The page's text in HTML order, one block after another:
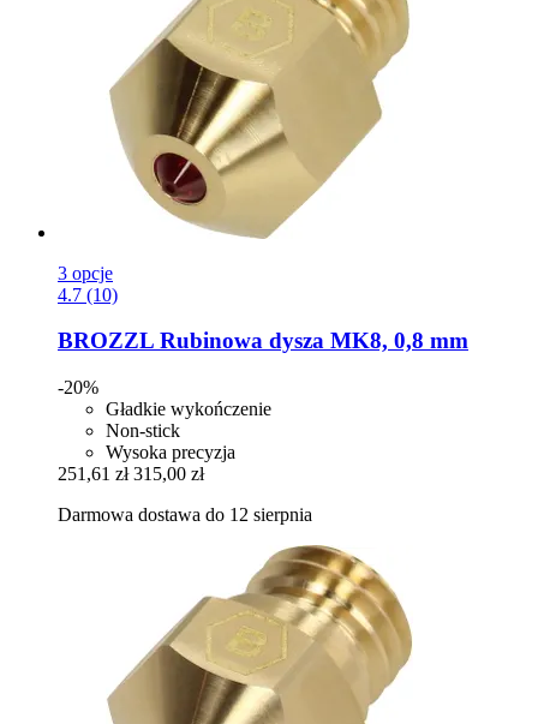
3 opcje
4.7 (10)
BROZZL Rubinowa dysza MK8, 0,8 mm
-20%
Gładkie wykończenie
Non-stick
Wysoka precyzja
251,61 zł 315,00 zł
Darmowa dostawa do 12 sierpnia